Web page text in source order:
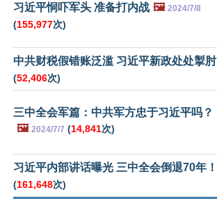
习近平恫吓军头 准备打内战 🖼️ 2024/7/8
(155,977次)
中共财税假错账泛滥 习近平新政处处掣肘
(52,406次)
三中全会军篇：中共军方忠于习近平吗？
🖼️ 2024/7/7 (14,841次)
习近平内部讲话曝光 三中全会倒退70年！
(161,648次)